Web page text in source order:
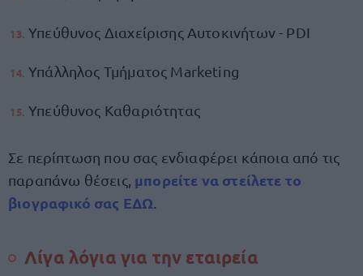
Υπεύθυνος Διαχείρισης Αυτοκινήτων - PDI
Υπάλληλος Τμήματος Marketing
Υπεύθυνος Καθαριότητας
Σε περίπτωση που σας ενδιαφέρει κάποια από τις
παραπάνω θέσεις, μπορείτε να στείλετε το
βιογραφικό σας ΕΔΩ
Λίγα λόγια για την εταιρεία